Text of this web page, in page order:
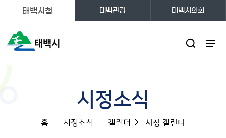
태백시청 태백관광 태백시의회
시정소식
홈 시정소식 캘린더 시정 캘린더